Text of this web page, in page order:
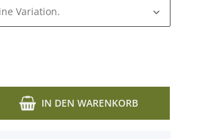
Variation.
IN DEN WARENKORB